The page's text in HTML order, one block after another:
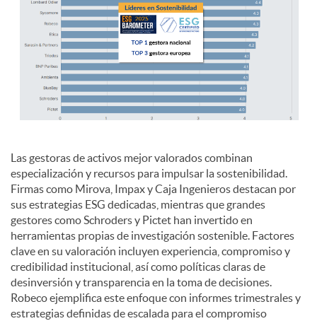
s
Las gestoras de activos mejor valorados combinan
especialización y recursos para impulsar la sostenibilidad.
Firmas como Mirova, Impax y Caja Ingenieros destacan por
sus estrategias ESG dedicadas, mientras que grandes
gestores como Schroders y Pictet han invertido en
herramientas propias de investigación sostenible. Factores
clave en su valoración incluyen experiencia, compromiso y
credibilidad institucional, así como políticas claras de
desinversión y transparencia en la toma de decisiones.
Robeco ejemplifica este enfoque con informes trimestrales y
estrategias definidas de escalada para el compromiso